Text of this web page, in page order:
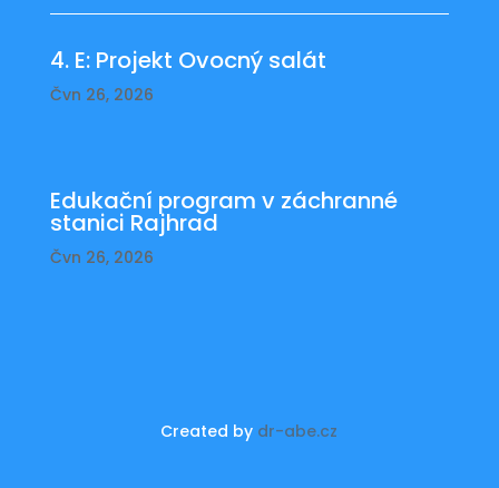
4. E: Projekt Ovocný salát
Čvn 26, 2026
Edukační program v záchranné
stanici Rajhrad
Čvn 26, 2026
Created by dr-abe.cz